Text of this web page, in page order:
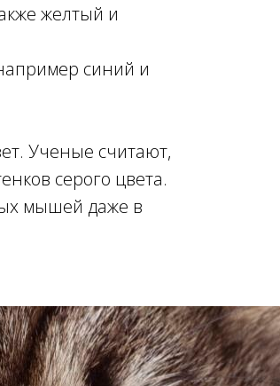
желтый и
синий и
Ученые считают,
серого цвета.
мышей даже в